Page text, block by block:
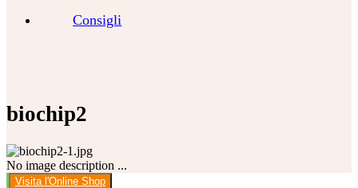
Consigli
biochip2
No image description ...
Visita l'Online Shop